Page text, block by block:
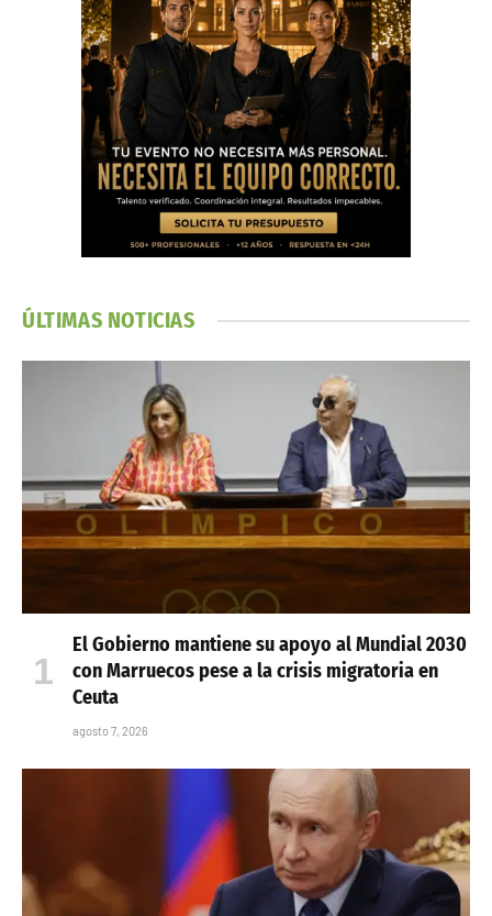
ÚLTIMAS NOTICIAS
El Gobierno mantiene su apoyo al Mundial 2030
con Marruecos pese a la crisis migratoria en
Ceuta
agosto 7, 2026